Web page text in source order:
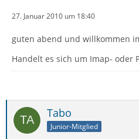
27. Januar 2010 um 18:40
guten abend und willkommen
Handelt es sich um Imap- oder
Tabo
Junior-Mitglied